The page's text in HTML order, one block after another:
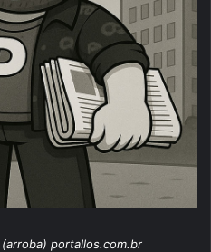
portallos.com.br